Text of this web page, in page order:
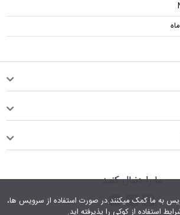
کوکی ها در ارائه بهتر سرویس‎ به ما کمک می‎کنند.در صورت استفاده از سرویس ها،
استفاده از کوکی را پذیرفته اید.
ما را دنبال کنید
اینستاگرام
پیام رسان واتس اپ
کانال تلگرام